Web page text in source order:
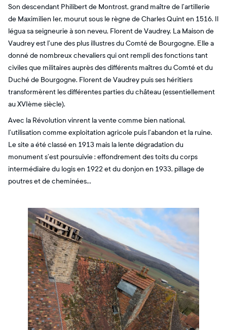
Son descendant Philibert de Montrost, grand maître de l’artillerie
de Maximilien Ier, mourut sous le règne de Charles Quint en 1516. Il
légua sa seigneurie à son neveu, Florent de Vaudrey. La Maison de
Vaudrey est l’une des plus illustres du Comté de Bourgogne. Elle a
donné de nombreux chevaliers qui ont rempli des fonctions tant
civiles que militaires auprès des différents maîtres du Comté et du
Duché de Bourgogne. Florent de Vaudrey puis ses héritiers
transformèrent les différentes parties du château (essentiellement
au XVIème siècle).
Avec la Révolution vinrent la vente comme bien national,
l’utilisation comme exploitation agricole puis l’abandon et la ruine.
Le site a été classé en 1913 mais la lente dégradation du
monument s’est poursuivie : effondrement des toits du corps
intermédiaire du logis en 1922 et du donjon en 1933, pillage de
poutres et de cheminées…